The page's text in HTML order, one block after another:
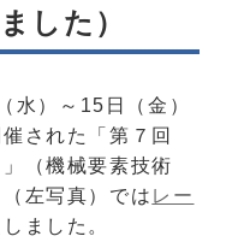
した）
水）～15日（金）
された「第７回
（機械要素技術
左写真）では レー
しました。